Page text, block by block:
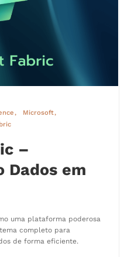
Microsoft
–
Dados em
uma plataforma poderosa
completo para
de forma eficiente.